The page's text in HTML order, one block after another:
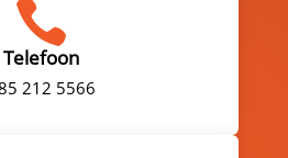

Telefoon
212 5566